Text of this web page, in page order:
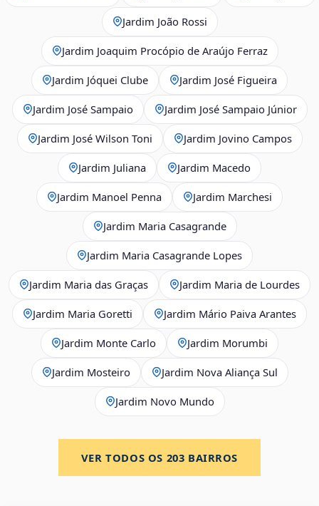
Jardim João Rossi
Jardim Joaquim Procópio de Araújo Ferraz
Jardim Jóquei Clube Jardim José Figueira
Jardim José Sampaio Jardim José Sampaio Júnior
Jardim José Wilson Toni Jardim Jovino Campos
Jardim Juliana Jardim Macedo
Jardim Manoel Penna Jardim Marchesi
Jardim Maria Casagrande
Jardim Maria Casagrande Lopes
Jardim Maria das Graças Jardim Maria de Lourdes
Jardim Maria Goretti Jardim Mário Paiva Arantes
Jardim Monte Carlo Jardim Morumbi
Jardim Mosteiro Jardim Nova Aliança Sul
Jardim Novo Mundo
VER TODOS OS 203 BAIRROS